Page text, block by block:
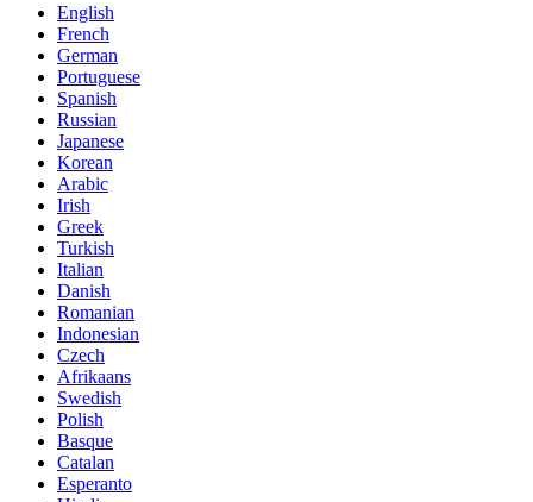
English
French
German
Portuguese
Spanish
Russian
Japanese
Korean
Arabic
Irish
Greek
Turkish
Italian
Danish
Romanian
Indonesian
Czech
Afrikaans
Swedish
Polish
Basque
Catalan
Esperanto